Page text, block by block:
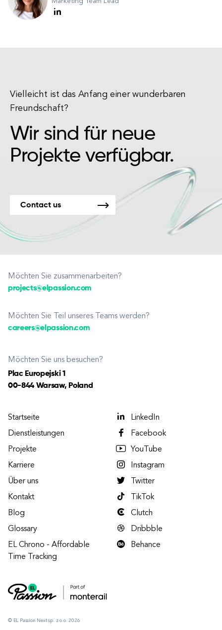
Vielleicht ist das Anfang einer wunderbaren
Freundschaft?
Wir sind für neue
Projekte verfügbar.
Contact us
Möchten Sie zusammenarbeiten?
projects@elpassion.com
Möchten Sie Teil unseres Teams werden?
careers@elpassion.com
Möchten Sie uns besuchen?
Plac Europejski 1
00-844 Warsaw, Poland
© EL Passion Next sp. z o.o. 2026
Startseite
Dienstleistungen
Projekte
Karriere
Über uns
Kontakt
Blog
Glossary
EL Chrono - Affordable
Time Tracking
LinkedIn
Facebook
YouTube
Instagram
Twitter
TikTok
Clutch
Dribbble
Behance